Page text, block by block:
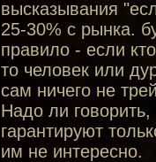
высказывания
25-30% с рынка.
правило - если
то человек или
сам ничего не
Надо ли
гарантируют
им не интересно.